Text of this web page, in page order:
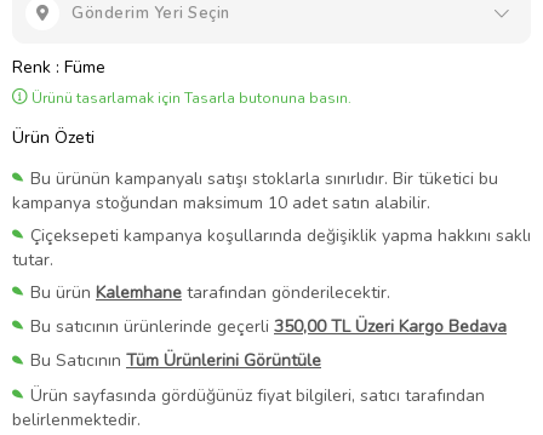
Gönderim Yeri Seçin
Renk : Füme
Ürünü tasarlamak için Tasarla butonuna basın.
Ürün Özeti
Bu ürünün kampanyalı satışı stoklarla sınırlıdır. Bir tüketici bu
kampanya stoğundan maksimum 10 adet satın alabilir.
Çiçeksepeti kampanya koşullarında değişiklik yapma hakkını saklı
tutar.
Bu ürün Kalemhane tarafından gönderilecektir.
Bu satıcının ürünlerinde geçerli 350,00 TL Üzeri Kargo Bedava
Bu Satıcının Tüm Ürünlerini Görüntüle
Ürün sayfasında gördüğünüz fiyat bilgileri, satıcı tarafından
belirlenmektedir.